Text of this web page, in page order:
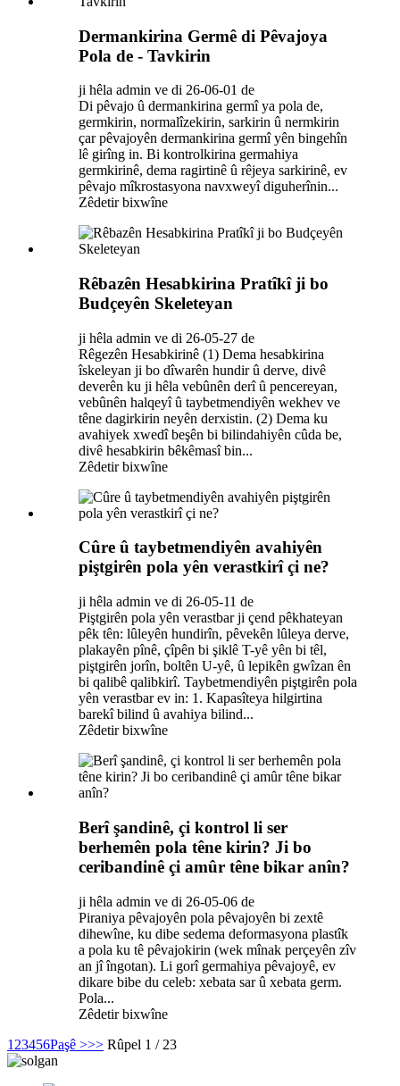
Dermankirina Germê di Pêvajoya
Pola de - Tavkirin
ji hêla admin ve di 26-06-01 de
Di pêvajo û dermankirina germî ya pola de,
germkirin, normalîzekirin, sarkirin û nermkirin
çar pêvajoyên dermankirina germî yên bingehîn
lê girîng in. Bi kontrolkirina germahiya
germkirinê, dema ragirtinê û rêjeya sarkirinê, ev
pêvajo mîkrostasyona navxweyî diguherînin...
Zêdetir bixwîne
Rêbazên Hesabkirina Pratîkî ji bo
Budçeyên Skeleteyan
ji hêla admin ve di 26-05-27 de
Rêgezên Hesabkirinê (1) Dema hesabkirina
îskeleyan ji bo dîwarên hundir û derve, divê
deverên ku ji hêla vebûnên derî û pencereyan,
vebûnên halqeyî û taybetmendiyên wekhev ve
têne dagirkirin neyên derxistin. (2) Dema ku
avahiyek xwedî beşên bi bilindahiyên cûda be,
divê hesabkirin bêkêmasî bin...
Zêdetir bixwîne
Cûre û taybetmendiyên avahiyên
piştgirên pola yên verastkirî çi ne?
ji hêla admin ve di 26-05-11 de
Piştgirên pola yên verastbar ji çend pêkhateyan
pêk tên: lûleyên hundirîn, pêvekên lûleya derve,
plakayên pînê, çîpên bi şiklê T-yê yên bi têl,
piştgirên jorîn, boltên U-yê, û lepikên gwîzan ên
bi qalibê qalibkirî. Taybetmendiyên piştgirên pola
yên verastbar ev in: 1. Kapasîteya hilgirtina
barekî bilind û avahiya bilind...
Zêdetir bixwîne
Berî şandinê, çi kontrol li ser
berhemên pola têne kirin? Ji bo
ceribandinê çi amûr têne bikar anîn?
ji hêla admin ve di 26-05-06 de
Piraniya pêvajoyên pola pêvajoyên bi zextê
dihewîne, ku dibe sedema deformasyona plastîk
a pola ku tê pêvajokirin (wek mînak perçeyên zîv
an jî îngotan). Li gorî germahiya pêvajoyê, ev
dikare bibe du celeb: xebata sar û xebata germ.
Pola...
Zêdetir bixwîne
1 23456Paşê >>> Rûpel 1 / 23